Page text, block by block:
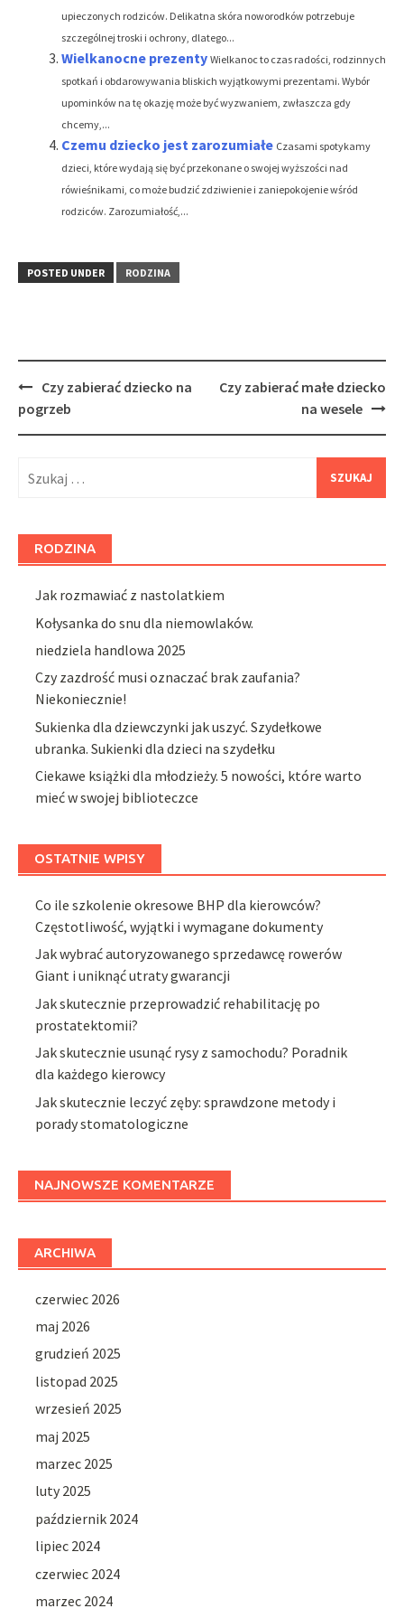
upieczonych rodziców. Delikatna skóra noworodków potrzebuje
szczególnej troski i ochrony, dlatego...
Wielkanocne prezenty Wielkanoc to czas radości, rodzinnych
spotkań i obdarowywania bliskich wyjątkowymi prezentami. Wybór
upominków na tę okazję może być wyzwaniem, zwłaszcza gdy
chcemy,...
Czemu dziecko jest zarozumiałe Czasami spotykamy
dzieci, które wydają się być przekonane o swojej wyższości nad
rówieśnikami, co może budzić zdziwienie i zaniepokojenie wśród
rodziców. Zarozumiałość,...
POSTED UNDER RODZINA
Post
navigation
Czy zabierać dziecko na
pogrzeb
Czy zabierać małe dziecko
na wesele
RODZINA
Jak rozmawiać z nastolatkiem
Kołysanka do snu dla niemowlaków.
niedziela handlowa 2025
Czy zazdrość musi oznaczać brak zaufania?
Niekoniecznie!
Sukienka dla dziewczynki jak uszyć. Szydełkowe
ubranka. Sukienki dla dzieci na szydełku
Ciekawe książki dla młodzieży. 5 nowości, które warto
mieć w swojej biblioteczce
OSTATNIE WPISY
Co ile szkolenie okresowe BHP dla kierowców?
Częstotliwość, wyjątki i wymagane dokumenty
Jak wybrać autoryzowanego sprzedawcę rowerów
Giant i uniknąć utraty gwarancji
Jak skutecznie przeprowadzić rehabilitację po
prostatektomii?
Jak skutecznie usunąć rysy z samochodu? Poradnik
dla każdego kierowcy
Jak skutecznie leczyć zęby: sprawdzone metody i
porady stomatologiczne
NAJNOWSZE KOMENTARZE
ARCHIWA
czerwiec 2026
maj 2026
grudzień 2025
listopad 2025
wrzesień 2025
maj 2025
marzec 2025
luty 2025
październik 2024
lipiec 2024
czerwiec 2024
marzec 2024